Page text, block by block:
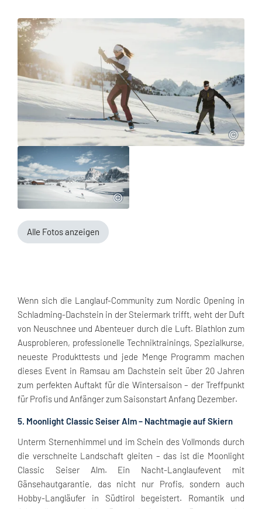
Alle Fotos anzeigen
Wenn sich die Langlauf-Community zum Nordic Opening in
Schladming-Dachstein in der Steiermark trifft, weht der Duft
von Neuschnee und Abenteuer durch die Luft. Biathlon zum
Ausprobieren, professionelle Techniktrainings, Spezialkurse,
neueste Produkttests und jede Menge Programm machen
dieses Event in Ramsau am Dachstein seit über 20 Jahren
zum perfekten Auftakt für die Wintersaison – der Treffpunkt
für Profis und Anfänger zum Saisonstart Anfang Dezember.
5. Moonlight Classic Seiser Alm – Nachtmagie auf Skiern
Unterm Sternenhimmel und im Schein des Vollmonds durch
die verschneite Landschaft gleiten – das ist die Moonlight
Classic Seiser Alm. Ein Nacht-Langlaufevent mit
Gänsehautgarantie, das nicht nur Profis, sondern auch
Hobby-Langläufer in Südtirol begeistert. Romantik und